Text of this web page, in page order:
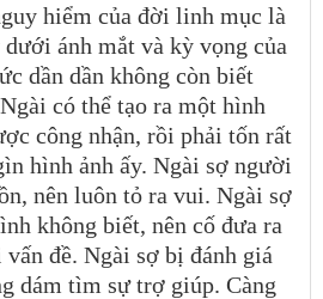
hiểm của đời linh mục là
ánh mắt và kỳ vọng của
dần dần không còn biết
có thể tạo ra một hình
công nhận, rồi phải tốn rất
hình ảnh ấy. Ngài sợ người
nên luôn tỏ ra vui. Ngài sợ
không biết, nên cố đưa ra
đề. Ngài sợ bị đánh giá
dám tìm sự trợ giúp. Càng